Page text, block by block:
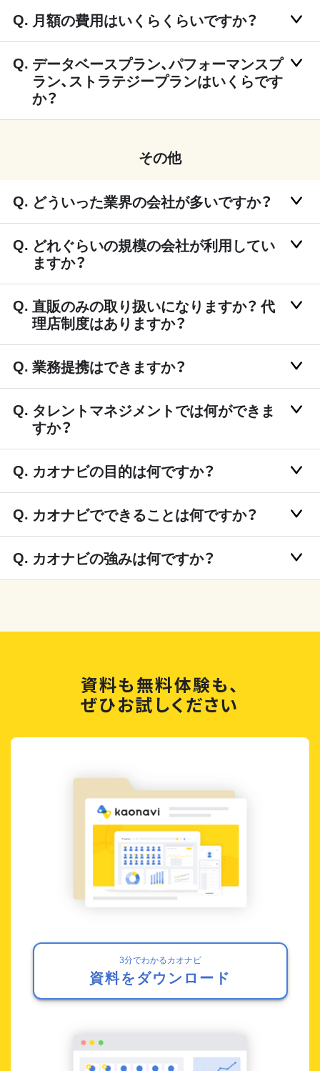
月額の費用はいくらくらいですか？
データベースプラン、パフォーマンスプ
ラン、ストラテジープランはいくらです
か？
その他
どういった業界の会社が多いですか？
どれぐらいの規模の会社が利用してい
ますか？
直販のみの取り扱いになりますか？ 代
理店制度はありますか？
業務提携はできますか？
タレントマネジメントでは何ができま
すか？
カオナビの目的は何ですか？
カオナビでできることは何ですか？
カオナビの強みは何ですか？
資料も無料体験も、
ぜひお試しください
3分でわかるカオナビ
資料をダウンロード